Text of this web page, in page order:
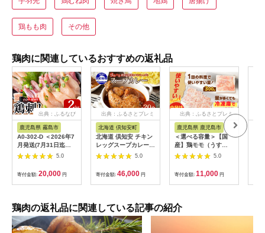
鶏もも肉 その他
鶏肉に関連しているおすすめの返礼品
出典：ふるなび
鹿児島県 霧島市
A0-302-D ＜2026年7
月発送(7月31日迄に
発送)＞三世代続く鶏
肉店の鶏刺し(計
2kg・200g×10パッ
ク)【海江田鶏肉店】
霧島市 鹿児島 国産 鳥
ムネ もも肉 むね肉 胸
肉 タタキ 刺身 セット
真空パック 醤油付き
おつまみ
5.0
寄付金額: 20,000 円
出典：ふるさとプレミ
北海道 倶知安町
北海道 倶知安 チキン
レッグスープカレー
300g 20個 中辛 レト
ルト 食品 加工品 時短
チキン スープ カレー
詰め合わせ 野菜 じゃ
がいも 【お肉・加工
5.0
寄付金額: 46,000 円
出典：ふるさとプレミ
アム
鹿児島県 鹿児島市
＜選べる容量＞【国
産】鶏モモ（うす
塩） K025-012
5.0
寄付金額: 11,000 円
鶏肉の返礼品に関連している記事の紹介